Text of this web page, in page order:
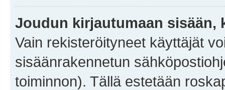
Joudun kirjautumaan sisään,
Vain rekisteröityneet käyttäjät
sisäänrakennetun
toiminnon). Tällä estetään